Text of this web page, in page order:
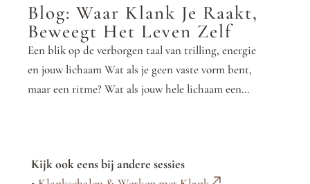
Blog: Waar Klank Je Raakt,
Beweegt Het Leven Zelf
Een blik op de verborgen taal van trilling, energie
en jouw lichaam Wat als je geen vaste vorm bent,
maar een ritme? Wat als jouw hele lichaam een...
Kijk ook eens bij andere sessies